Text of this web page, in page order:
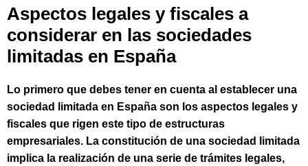
Aspectos legales y fiscales a
considerar en las sociedades
limitadas en España
Lo primero que debes tener en cuenta al establecer una
sociedad limitada en España son los aspectos legales y
fiscales que rigen este tipo de estructuras
empresariales. La constitución de una sociedad limitada
implica la realización de una serie de trámites legales,